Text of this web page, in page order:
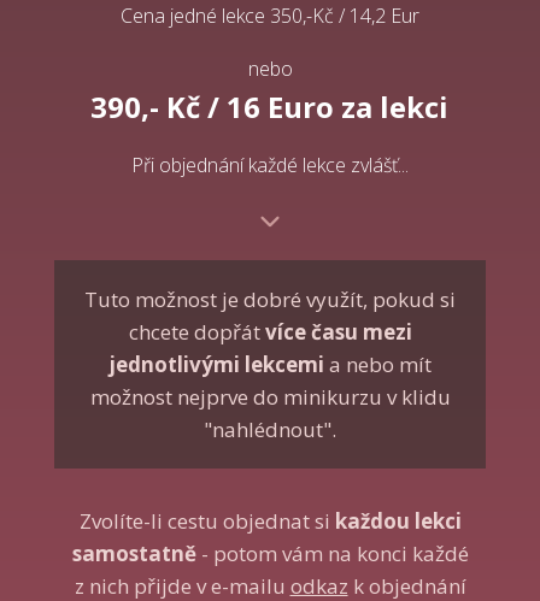
Cena jedné lekce 350,-Kč / 14,2 Eur
nebo
390,- Kč / 16 Euro za lekci
Při objednání každé lekce zvlášť...
Tuto možnost je dobré využít, pokud si
chcete dopřátvíce času mezi
jednotlivými lekcemi a nebo mít
možnost nejprve do minikurzu v klidu
"nahlédnout".
Zvolíte-li cestu objednat si každou lekci
samostatně- potom vám na konci každé
z nich přijde v e-mailu odkaz k objednání